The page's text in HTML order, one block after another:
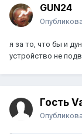
GUN24
я за то, что бы и
устройство не
Гость